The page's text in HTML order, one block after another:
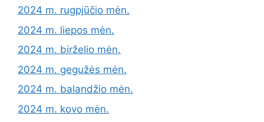
2024 m. rugpjūčio mėn.
2024 m. liepos mėn.
2024 m. birželio mėn.
2024 m. gegužės mėn.
2024 m. balandžio mėn.
2024 m. kovo mėn.